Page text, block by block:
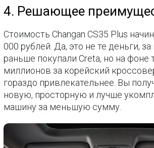
4. Решающее
Стоимость Changan CS35 Plus
000 рублей. Да, это не те деньги,
раньше покупали Creta, но на фоне
миллионов за корейский
гораздо привлекательнее. Вы
новую, просторную и лучше
машину за меньшую сумму.